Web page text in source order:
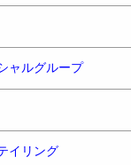
ャルグループ
イリング